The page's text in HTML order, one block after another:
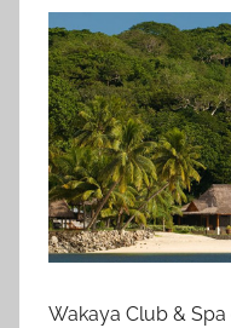
Wakaya Club & Spa